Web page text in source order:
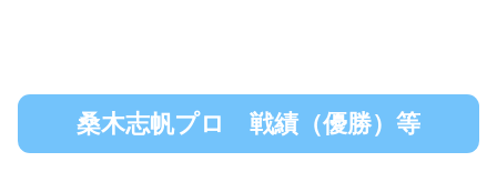
桑木志帆プロ 戦績（優勝）等